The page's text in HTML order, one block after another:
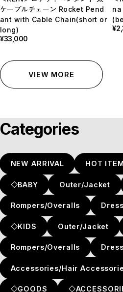
Categories
NEW ARRIVAL HOT
◇BABY Outer/Jacket
Rompers/Overalls Dress
◇KIDS Outer/Jacket
Rompers/Overalls Dress
Accessories/Hair
◇GOODS
ケーブルチェーン Rocket Pend
ant with Cable Chain(short or
long)
¥33,000
na
VIEW MORE